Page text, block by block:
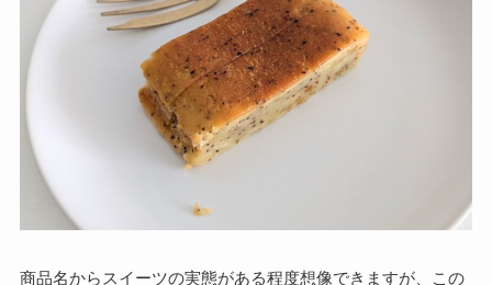
商品名からスイーツの実態がある程度想像できますが、この